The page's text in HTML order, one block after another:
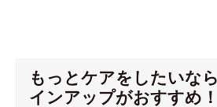
もっとケアをしたいな
インアップがおすすめ！